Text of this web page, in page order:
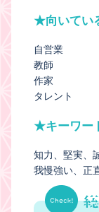
★向いてい
自営業
教師
作家
タレント
★キーワー
知力 堅実
我慢強い
正